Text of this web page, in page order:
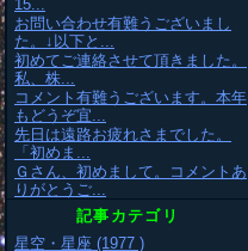
15...
お問い合わせ有難うございまし
た。↓以下と...
初めてご連絡させて頂きました。
私、株...
コメント有難うございます。本年
もどうぞ宜...
先日は遠路お疲れさまでした。
「初めま...
Ｇさん、初めまして。コメントあ
りがとうご...
記事カテゴリ
星空・星座 (1977 )